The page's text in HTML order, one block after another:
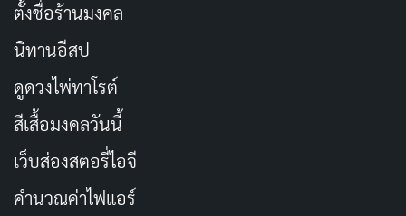
ตั้งชื่อร้านมงคล
นิทานอีสป
ดูดวงไพ่ทาโรต์
สีเสื้อมงคลวันนี้
เว็บส่องสตอรี่ไอจี
คำนวณค่าไฟแอร์